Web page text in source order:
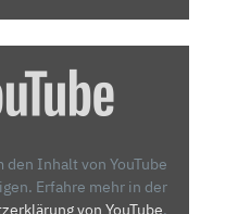
den Inhalt von YouTube
Erfahre mehr in der
von YouTube.